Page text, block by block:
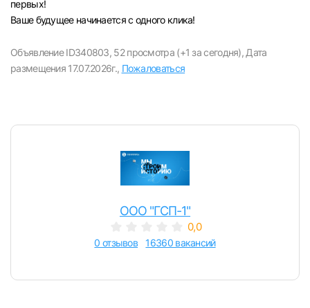
первых!
Ваше будущее начинается с одного клика!
Объявление ID340803, 52 просмотра (+1 за сегодня), Дата
размещения 17.07.2026г., Пожаловаться
ООО "ГСП-1"
0,0
0 отзывов 16360 вакансий